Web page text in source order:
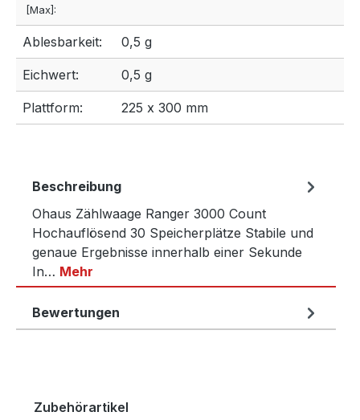
[Max]:
Ablesbarkeit: 0,5 g
Eichwert: 0,5 g
Plattform: 225 x 300 mm
Beschreibung
Ohaus Zählwaage Ranger 3000 Count
Hochauflösend 30 Speicherplätze Stabile und
genaue Ergebnisse innerhalb einer Sekunde
In… Mehr
Bewertungen
Produktgalerie überspringen
Zubehörartikel